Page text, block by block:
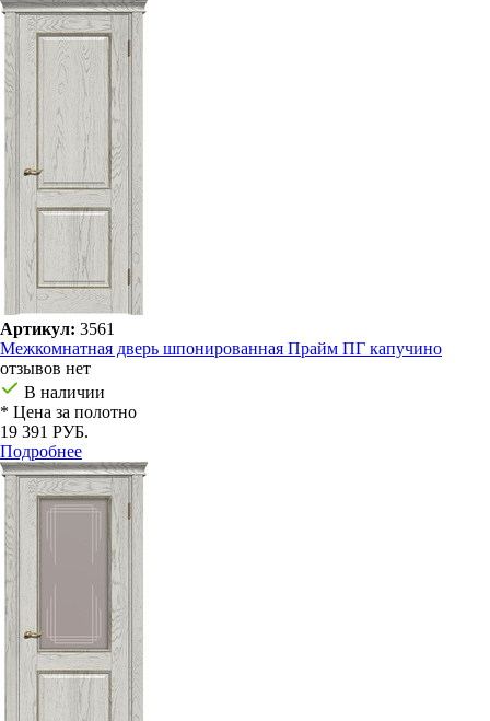
Артикул: 3561
Межкомнатная дверь шпонированная Прайм ПГ капучино
отзывов нет
В наличии
* Цена за полотно
19 391 РУБ.
Подробнее